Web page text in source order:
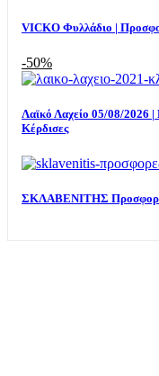
VICKO Φυλλάδιο |
-50%
Λαϊκό Λαχείο 05/08/2026
Κέρδισες
ΣΚΛΑΒΕΝΙΤΗΣ